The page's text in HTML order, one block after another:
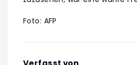
Foto: AFP